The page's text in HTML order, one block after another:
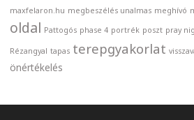
maxfelaron.hu megbeszélés unalmas meghívó
oldal Pattogós phase 4 portrék poszt pray
Rézangyal tapas terepgyakorlat
önértékelés